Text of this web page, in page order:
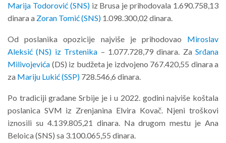
Marija Todorović (SNS)iz Brusa je prihodovala 1.690.758,13
dinara a Zoran Tomić (SNS) 1.098.300,02 dinara.
Od poslanika opozicije najviše je prihodovao Miroslav
Aleksić (NS) iz Trstenika – 1.077.728,79 dinara. Za Srđana
Milivojevića (DS) iz budžeta je izdvojeno 767.420,55 dinara a
za Mariju Lukić (SSP) 728.546,6 dinara.
Po tradiciji građane Srbije je i u 2022. godini najviše koštala
poslanica SVM iz Zrenjanina Elvira Kovač. Njeni troškovi
iznosili su 4.139.805,21 dinara. Na drugom mestu je Ana
Beloica (SNS) sa 3.100.065,55 dinara.